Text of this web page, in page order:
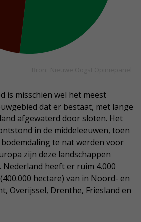
is misschien wel het meest
dat er bestaat, met lange
afgewaterd door sloten. Het
in de middeleeuwen, toen
te nat werden voor
zijn deze landschappen
Nederland heeft er ruim 4.000
hectare) van in Noord- en
Overijssel, Drenthe, Friesland en